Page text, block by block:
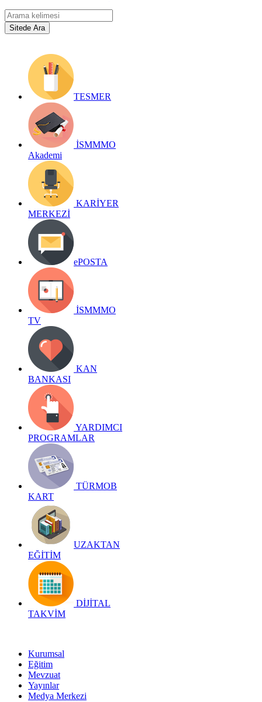
TESMER
İSMMMO
Akademi
KARİYER
MERKEZİ
ePOSTA
İSMMMO
TV
KAN
BANKASI
YARDIMCI
PROGRAMLAR
TÜRMOB
KART
UZAKTAN
EĞİTİM
DİJİTAL
TAKVİM
Kurumsal
Eğitim
Mevzuat
Yayınlar
Medya Merkezi